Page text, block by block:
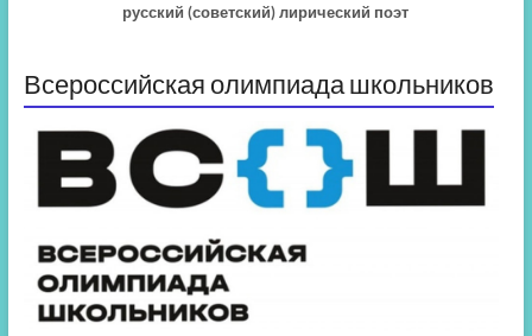
русский (советский) лирический поэт
Всероссийская олимпиада школьников